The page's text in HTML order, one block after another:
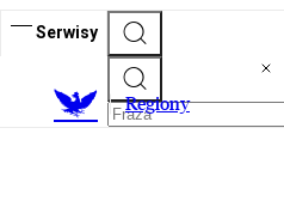
Serwisy
Regiony